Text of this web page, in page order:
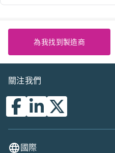
為我找到製造商
關注我們
國際